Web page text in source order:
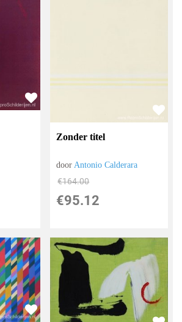
Zonder titel
doorAntonio Calderara
€164.00
€95.12